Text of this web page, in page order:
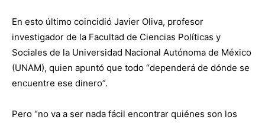
En esto último coincidió Javier Oliva, profesor
investigador de la Facultad de Ciencias Políticas y
Sociales de la Universidad Nacional Autónoma de México
(UNAM), quien apuntó que todo “dependerá de dónde se
encuentre ese dinero”.
Pero “no va a ser nada fácil encontrar quiénes son los